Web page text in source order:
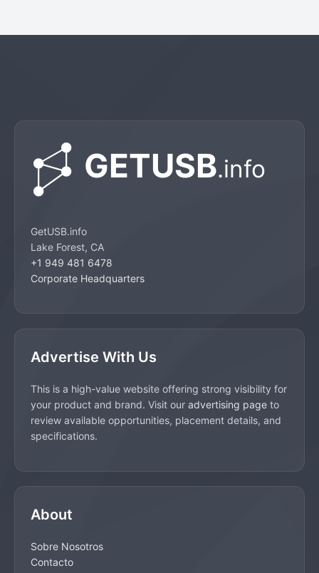
GetUSB.info
Lake Forest, CA
+1 949 481 6478
Corporate Headquarters
Advertise With Us
This is a high-value website offering strong visibility for
your product and brand. Visit our advertising page to
review available opportunities, placement details, and
specifications.
About
Sobre Nosotros
Contacto